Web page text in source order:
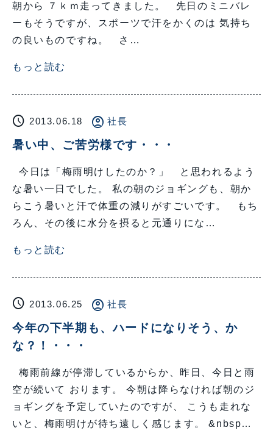
朝から ７ｋｍ走ってきました。 先日のミニバレ
ーもそうですが、スポーツで汗をかくのは 気持ち
の良いものですね。 さ…
もっと読む
schedule 2013.06.18 account_circle 社長
暑い中、ご苦労様です・・・
今日は「梅雨明けしたのか？」 と思われるよう
な暑い一日でした。 私の朝のジョギングも、朝か
らこう暑いと汗で体重の減りがすごいです。 もち
ろん、その後に水分を摂ると元通りにな…
もっと読む
schedule 2013.06.25 account_circle 社長
今年の下半期も、ハードになりそう、か
な？！・・・
梅雨前線が停滞しているからか、昨日、今日と雨
空が続いて おります。 今朝は降らなければ朝のジ
ョギングを予定していたのですが、 こうも走れな
いと、梅雨明けが待ち遠しく感じます。 &nbsp…